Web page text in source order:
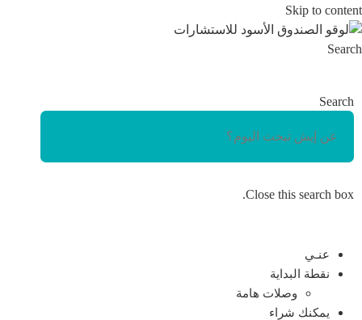
Skip to content
Search
Search
Close this search box.
عنـي
نقطة البداية
وصلات هامة
يمكنك شراء